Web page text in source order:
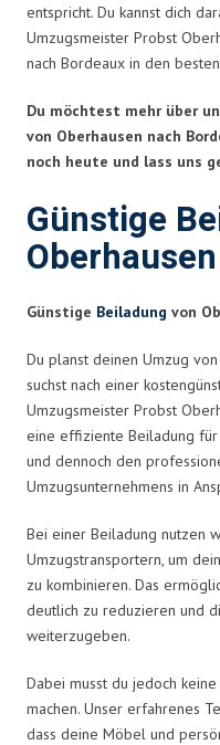
entspricht. Du kannst dich
Umzugsmeister Probst
nach Bordeaux in den
Du möchtest mehr über
von Oberhausen nach
noch heute und lass uns
Günstige
Günstige Beiladung von
Du planst deinen Umzug
suchst nach einer
Umzugsmeister Probst
eine effiziente Beiladung
und dennoch den
Umzugsunternehmens in
Bei einer Beiladung nutzen
Umzugstransportern, um
zu kombinieren. Das
deutlich zu reduzieren und
weiterzugeben.
Dabei musst du jedoch
machen. Unser erfahrenes
dass deine Möbel und